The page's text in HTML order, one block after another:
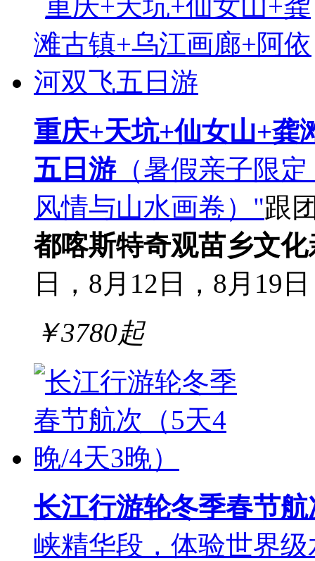
重庆+天坑+仙女山+龚
五日游（暑假亲子限
风情与山水画卷）"跟
都喀斯特奇观苗乡文化
日，8月12日，8月19
￥3780起
长江行游轮冬季春节
峡精华段，体验世界